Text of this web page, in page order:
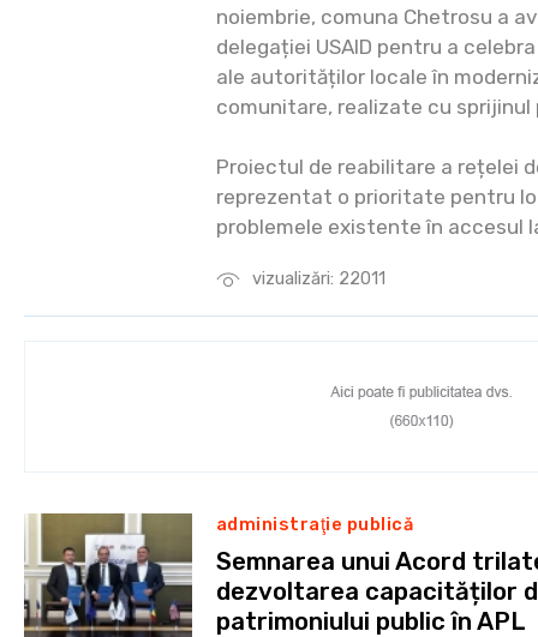
vizualizări: 22011
noiembrie, comuna Chetrosu a
delegației USAID pentru a
ale autorităților locale în
comunitare, realizate cu
Proiectul de reabilitare a rețelei
reprezentat o prioritate pentru
problemele existente în accesul
administraţie publică
Semnarea unui Acord
dezvoltarea capacităților
patrimoniului public în APL